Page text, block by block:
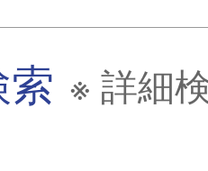
※ 詳細